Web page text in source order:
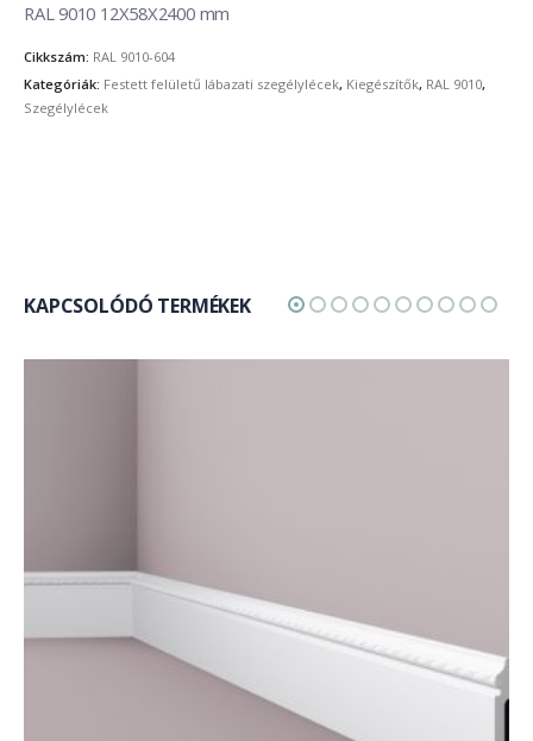
RAL 9010 12X58X2400 mm
Cikkszám: RAL 9010-604
Kategóriák: Festett felületű lábazati szegélylécek, Kiegészítők, RAL 9010,
Szegélylécek
KAPCSOLÓDÓ TERMÉKEK